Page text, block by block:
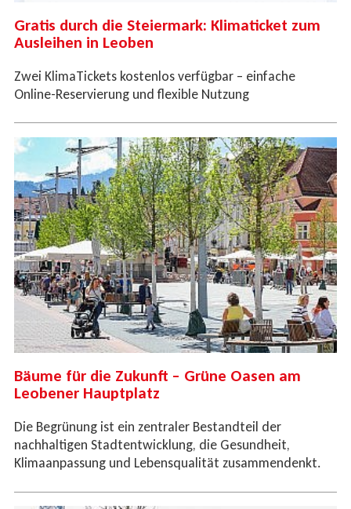
Gratis durch die Steiermark: Klimaticket zum
Ausleihen in Leoben
Zwei KlimaTickets kostenlos verfügbar – einfache
Online-Reservierung und flexible Nutzung
Bäume für die Zukunft – Grüne Oasen am
Leobener Hauptplatz
Die Begrünung ist ein zentraler Bestandteil der
nachhaltigen Stadtentwicklung, die Gesundheit,
Klimaanpassung und Lebensqualität zusammendenkt.